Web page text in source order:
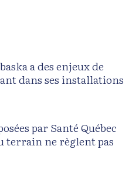
a des enjeux de
dans ses installations
par Santé Québec
terrain ne règlent pas